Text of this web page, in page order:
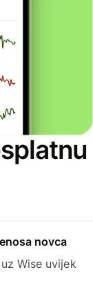
novca
Wise uvijek